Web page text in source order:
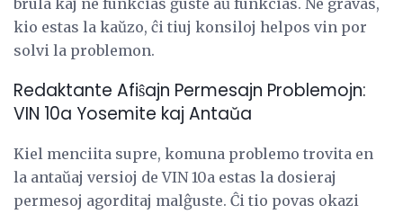
brula kaj ne funkcias ĝuste aŭ funkcias. Ne gravas,
kio estas la kaŭzo, ĉi tiuj konsiloj helpos vin por
solvi la problemon.
Redaktante Afiŝajn Permesajn Problemojn:
VIN 10a Yosemite kaj Antaŭa
Kiel menciita supre, komuna problemo trovita en
la antaŭaj versioj de VIN 10a estas la dosieraj
permesoj agorditaj malĝuste. Ĉi tio povas okazi